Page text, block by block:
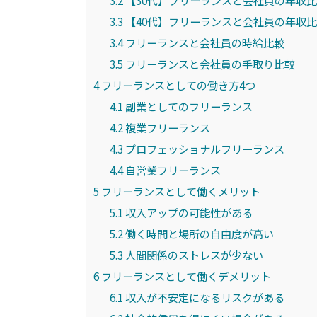
3.3 【40代】フリーランスと会社員の年収
3.4フリーランスと会社員の時給比較
3.5 フリーランスと会社員の手取り比較
4フリーランスとしての働き方4つ
4.1副業としてのフリーランス
4.2複業フリーランス
4.3 プロフェッショナルフリーランス
4.4自営業フリーランス
5 フリーランスとして働くメリット
5.1 収入アップの可能性がある
5.2働く時間と場所の自由度が高い
5.3 人間関係のストレスが少ない
6 フリーランスとして働くデメリット
6.1 収入が不安定になるリスクがある